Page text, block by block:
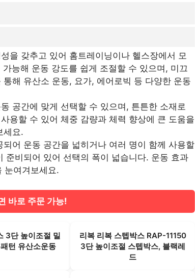
을 갖추고 있어 홈트레이닝이나 헬스장에서 모
능해 운동 강도를 쉽게 조절할 수 있으며, 미끄
해 유산소 운동, 요가, 에어로빅 등 다양한 운동
공간에 맞게 선택할 수 있으며, 튼튼한 소재로
용할 수 있어 체중 감량과 체력 향상에 큰 도움을
세요.
어 운동 공간을 넓히거나 여러 명이 함께 사용할
준비되어 있어 선택의 폭이 넓습니다. 운동 효과
눈여겨보세요.
바로 주문 가능!
3단 높이조절 밀
턴 유산소운동
리복 리복 스텝박스 RAP-11150
3단 높이조절 스텝박스, 블랙레
드